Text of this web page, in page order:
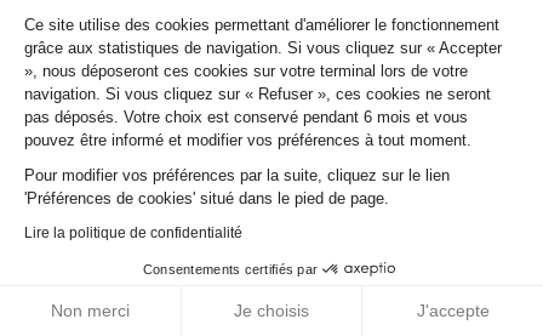
Ce site utilise des cookies permettant d'améliorer le fonctionnement
grâce aux statistiques de navigation. Si vous cliquez sur « Accepter
», nous déposeront ces cookies sur votre terminal lors de votre
navigation. Si vous cliquez sur « Refuser », ces cookies ne seront
pas déposés. Votre choix est conservé pendant 6 mois et vous
pouvez être informé et modifier vos préférences à tout moment.
Pour modifier vos préférences par la suite, cliquez sur le lien
'Préférences de cookies' situé dans le pied de page.
Lire la politique de confidentialité
Consentements certifiés par
Non merci Je choisis J'accepte
https://www.bastia.corsica/servizii/culture-
sciences/centru-culturale-alboru/
Centru culturale Alb’Oru
Rue St Exupéry
Contact :